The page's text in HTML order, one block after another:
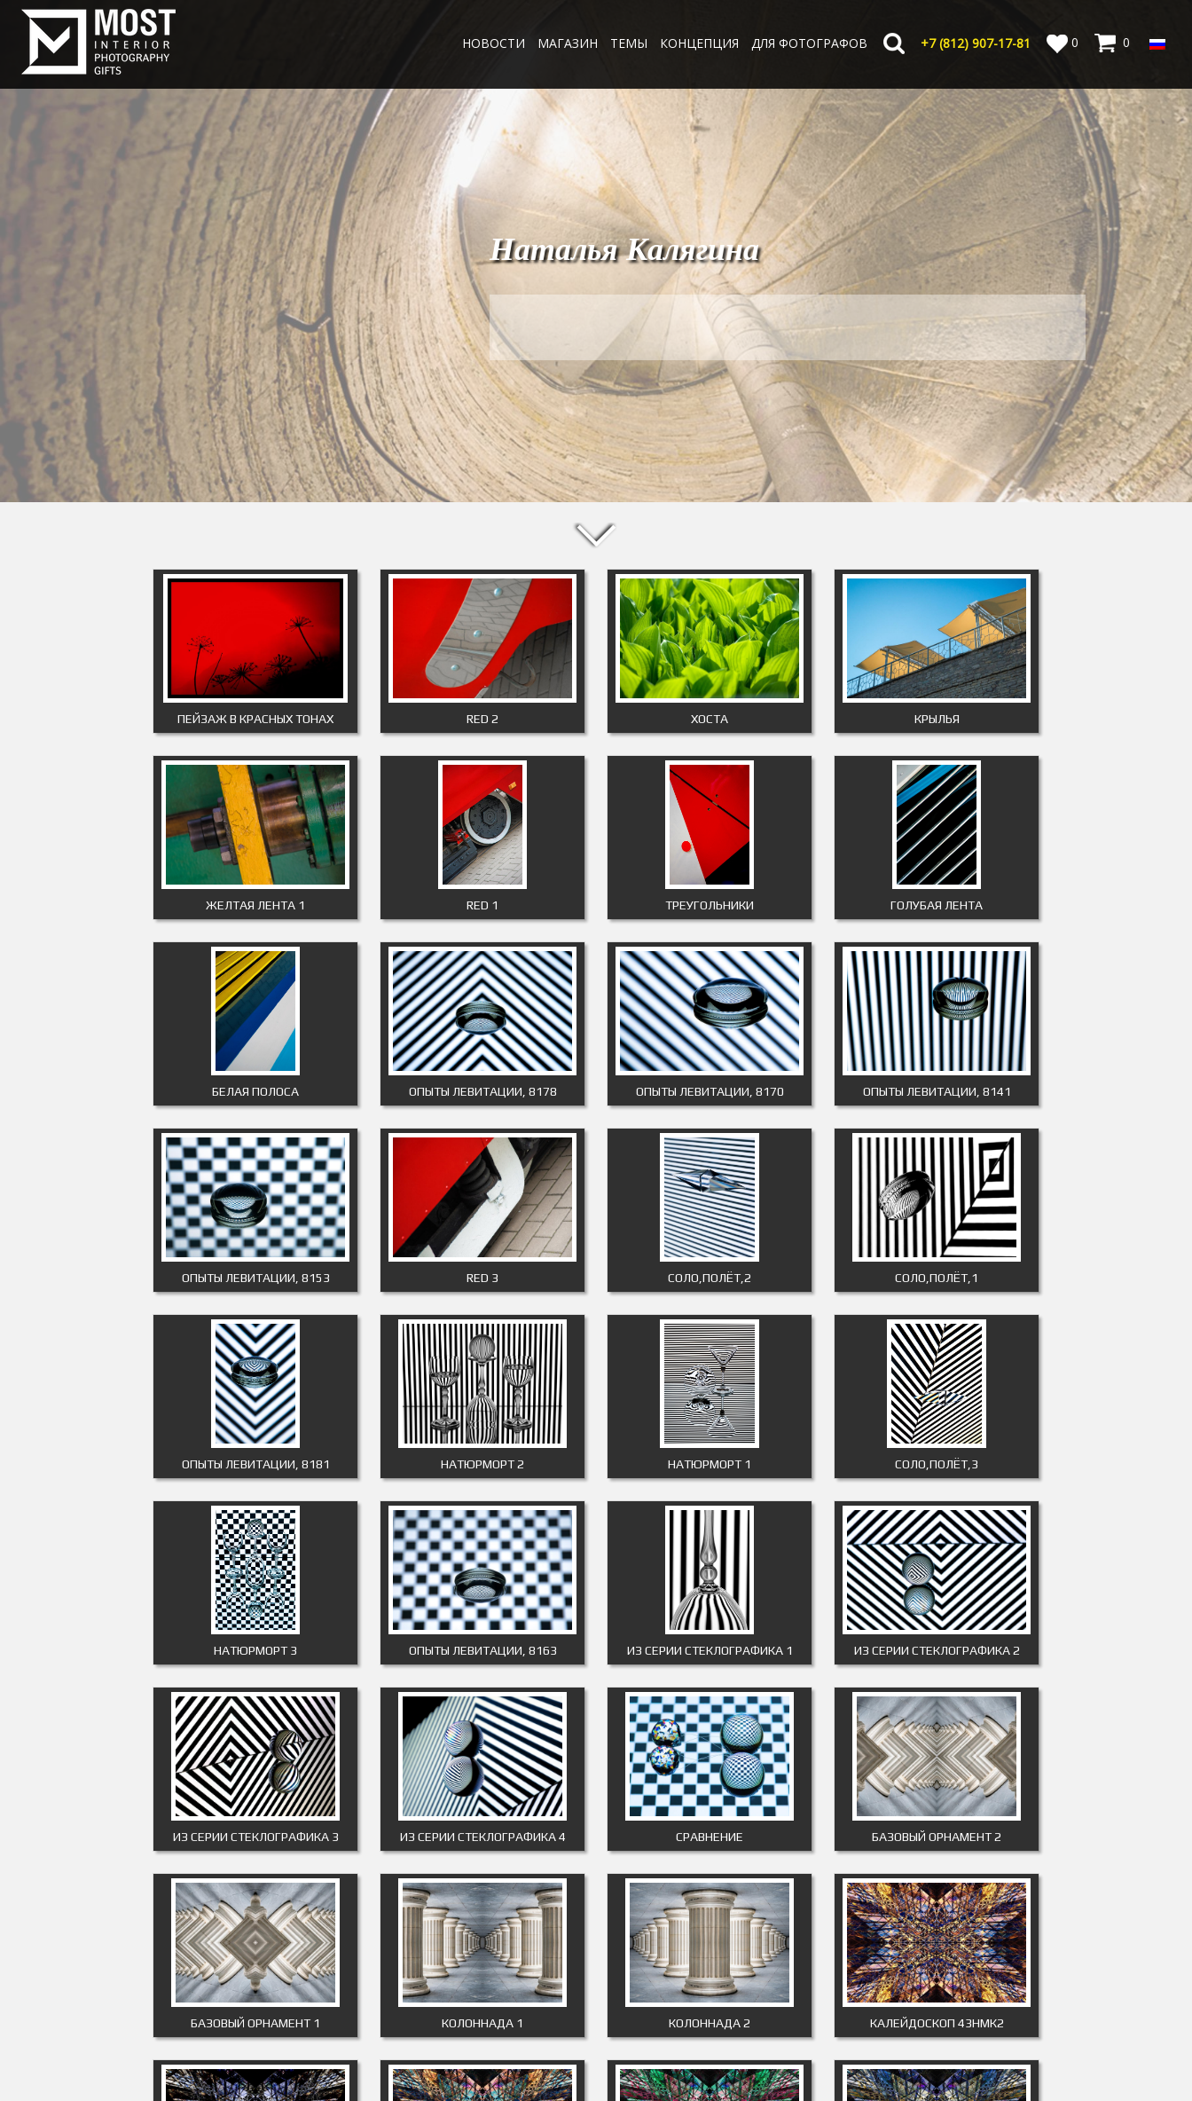
НОВОСТИ МАГАЗИН ТЕМЫ КОНЦЕПЦИЯ ДЛЯ ФОТОГРАФОВ +7 (812) 907-17-81 0 0
Наталья Калягина
ПЕЙЗАЖ В КРАСНЫХ ТОНАХ RED 2 ХОСТА КРЫЛЬЯ
ЖЕЛТАЯ ЛЕНТА 1 RED 1 ТРЕУГОЛЬНИКИ ГОЛУБАЯ ЛЕНТА
БЕЛАЯ ПОЛОСА ОПЫТЫ ЛЕВИТАЦИИ, 8178 ОПЫТЫ ЛЕВИТАЦИИ, 8170 ОПЫТЫ ЛЕВИТАЦИИ, 8141
ОПЫТЫ ЛЕВИТАЦИИ, 8153 RED 3 СОЛО,ПОЛЁТ,2 СОЛО,ПОЛЁТ,1
ОПЫТЫ ЛЕВИТАЦИИ, 8181 НАТЮРМОРТ 2 НАТЮРМОРТ 1 СОЛО,ПОЛЁТ,3
НАТЮРМОРТ 3 ОПЫТЫ ЛЕВИТАЦИИ, 8163 ИЗ СЕРИИ СТЕКЛОГРАФИКА 1 ИЗ СЕРИИ СТЕКЛОГРАФИКА 2
ИЗ СЕРИИ СТЕКЛОГРАФИКА 3 ИЗ СЕРИИ СТЕКЛОГРАФИКА 4 СРАВНЕНИЕ БАЗОВЫЙ ОРНАМЕНТ 2
БАЗОВЫЙ ОРНАМЕНТ 1 КОЛОННАДА 1 КОЛОННАДА 2 КАЛЕЙДОСКОП 43НМК2